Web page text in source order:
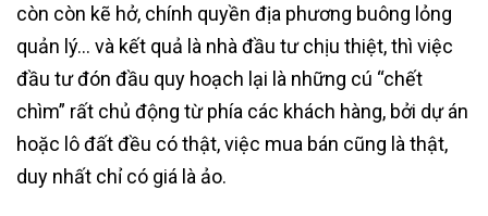
còn còn kẽ hở, chính quyền địa phương buông lỏng
quản lý… và kết quả là nhà đầu tư chịu thiệt, thì việc
đầu tư đón đầu quy hoạch lại là những cú “chết
chìm” rất chủ động từ phía các khách hàng, bởi dự án
hoặc lô đất đều có thật, việc mua bán cũng là thật,
duy nhất chỉ có giá là ảo.